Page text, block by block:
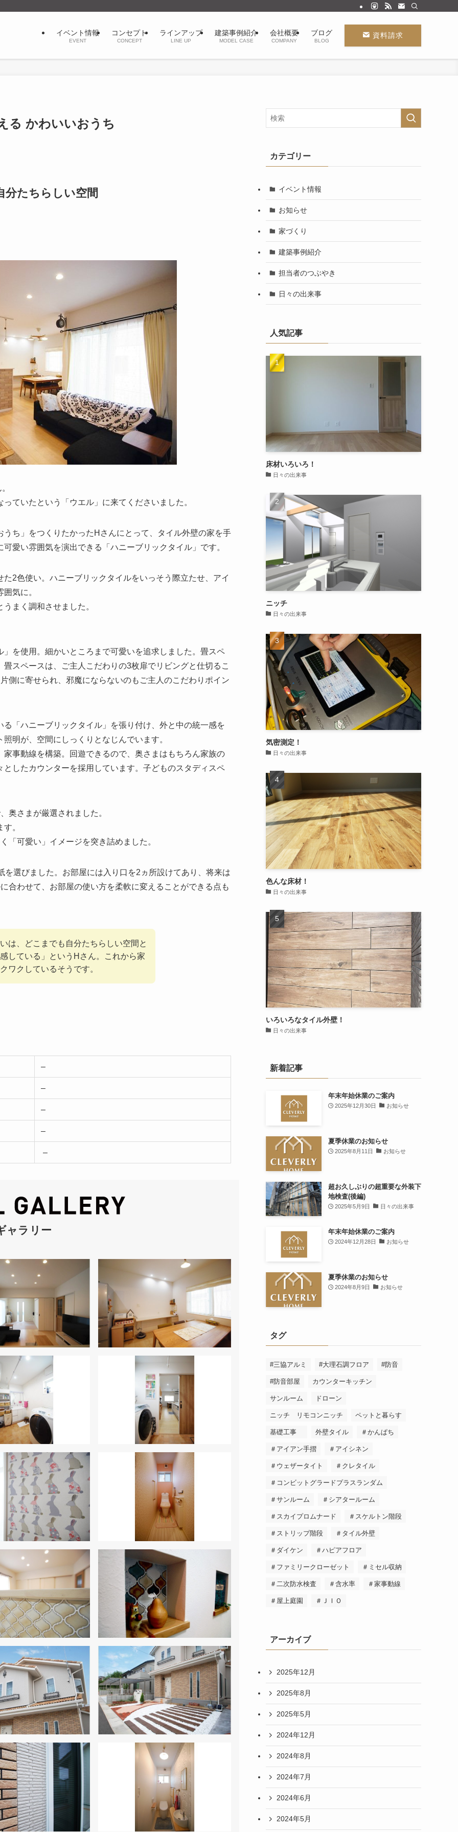
イベント情報
EVENT
コンセプト
CONCEPT
ラインアップ
LINE UP
建築事例紹介
MODEL CASE
会社概要
COMPANY
ブログ
BLOG
資料請求
る かわいいおうち
たちらしい空間
ていたという「ウエル」に来てくださいました。
ち」をつくりたかったHさんにとって、タイル外壁の家を手
愛い雰囲気を演出できる「ハニーブリックタイル」です。
2色使い。ハニーブリックタイルをいっそう際立たせ、アイ
気に。
まく調和させました。
を使用。細かいところまで可愛いを追求しました。畳スペ
スペースは、ご主人こだわりの3枚扉でリビングと仕切るこ
側に寄せられ、邪魔にならないのもご主人のこだわりポイン
「ハニーブリックタイル」を張り付け、外と中の統一感を
明が、空間にしっくりとなじんでいます。
事動線を構築。回遊できるので、奥さまはもちろん家族の
したカウンターを採用しています。子どものスタディスペ
奥さまが厳選されました。
。
「可愛い」イメージを突き詰めました。
選びました。お部屋には入り口を2ヵ所設けてあり、将来は
合わせて、お部屋の使い方を柔軟に変えることができる点も
は、どこまでも自分たちらしい空間と
している」というHさん。これから家
ワクしているそうです。
–
–
–
–
–
ャラリー
カテゴリー
イベント情報
お知らせ
家づくり
建築事例紹介
担当者のつぶやき
日々の出来事
人気記事
床材いろいろ！
日々の出来事
ニッチ
日々の出来事
気密測定！
日々の出来事
色んな床材！
日々の出来事
いろいろなタイル外壁！
日々の出来事
新着記事
年末年始休業のご案内
2025年12月30日 お知らせ
夏季休業のお知らせ
2025年8月11日 お知らせ
超お久しぶりの超重要な外装下
地検査(後編)
2025年5月9日 日々の出来事
年末年始休業のご案内
2024年12月28日 お知らせ
夏季休業のお知らせ
2024年8月9日 お知らせ
タグ
#三協アルミ #大理石調フロア #防音
#防音部屋 カウンターキッチン
サンルーム ドローン
ニッチ リモコンニッチ ペットと暮らす
基礎工事 外壁タイル ＃かんぱち
＃アイアン手摺 ＃アイシネン
＃ウェザータイト ＃クレタイル
＃コンビットグラードプラスランダム
＃サンルーム ＃シアタールーム
＃スカイプロムナード ＃スケルトン階段
＃ストリップ階段 ＃タイル外壁
＃ダイケン ＃ハピアフロア
＃ファミリークローゼット ＃ミセル収納
＃二次防水検査 ＃含水率 ＃家事動線
＃屋上庭園 ＃ＪＩＯ
アーカイブ
2025年12月
2025年8月
2025年5月
2024年12月
2024年8月
2024年7月
2024年6月
2024年5月